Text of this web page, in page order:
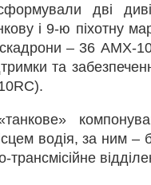
дві
і 9-ю піхотну
– 36 AMX-
та
водія, за ним –